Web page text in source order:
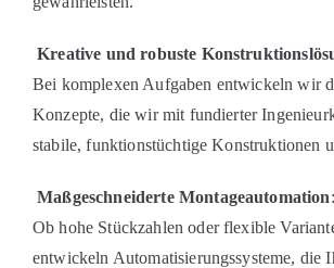
Kreative und robuste
Bei komplexen Aufgaben entwickeln wir
Konzepte, die wir mit fundierter
stabile, funktionstüchtige Konstruktionen
Maßgeschneiderte Montageautomation:
Ob hohe Stückzahlen oder flexible
entwickeln Automatisierungssysteme, die